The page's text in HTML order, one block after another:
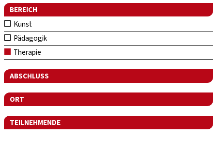
BEREICH
Kunst
Pädagogik
Therapie
ABSCHLUSS
ORT
TEILNEHMENDE